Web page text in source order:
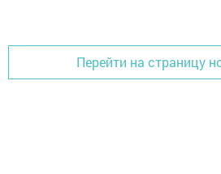
Перейти на страницу